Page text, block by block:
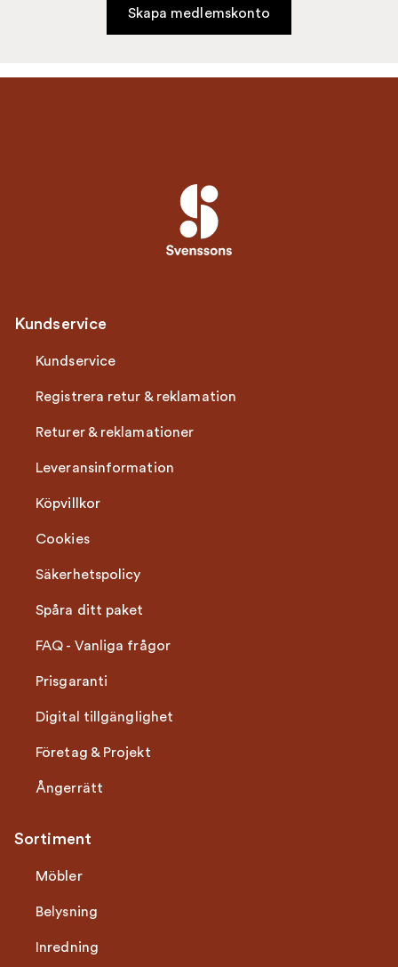
Skapa medlemskonto
Kundservice
Kundservice
Registrera retur & reklamation
Returer & reklamationer
Leveransinformation
Köpvillkor
Cookies
Säkerhetspolicy
Spåra ditt paket
FAQ - Vanliga frågor
Prisgaranti
Digital tillgänglighet
Företag & Projekt
Ångerrätt
Sortiment
Möbler
Belysning
Inredning